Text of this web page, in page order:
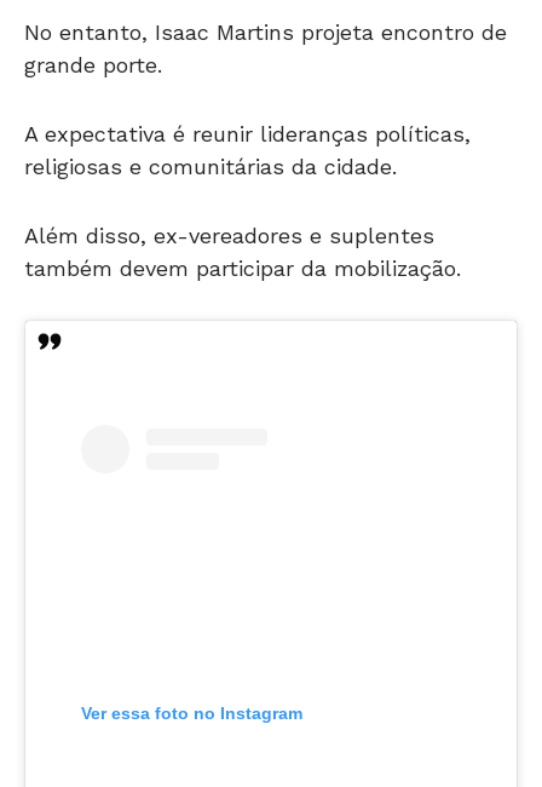
No entanto, Isaac Martins projeta encontro de
grande porte.
A expectativa é reunir lideranças políticas,
religiosas e comunitárias da cidade.
Além disso, ex-vereadores e suplentes
também devem participar da mobilização.
Ver essa foto no Instagram